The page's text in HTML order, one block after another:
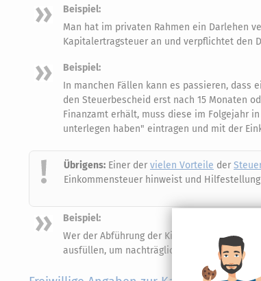
Beispiel:
Man hat im privaten Rahmen ein Darlehen
Kapitalertragsteuer an und verpflichtet den
Beispiel:
In manchen Fällen kann es passieren, dass
den Steuerbescheid erst nach 15 Monaten
Finanzamt erhält, muss diese im Folgejahr
unterlegen haben" eintragen und mit der
Übrigens: Einer der vielen Vorteile der
Einkommensteuer hinweist und
Beispiel:
Wer der Abführung der Kirchensteuer im
ausfüllen, um nachträglich die